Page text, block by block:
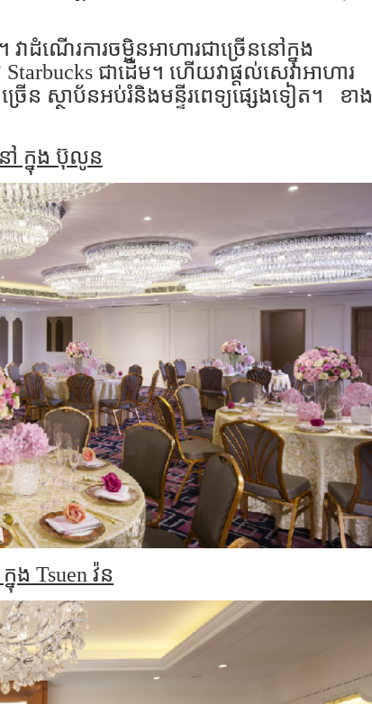
ណើរការចម្អិនអាហារជាច្រើននៅក្នុង
ជាដើម។ ហើយ​វា​ផ្តល់​សេវា​អាហារ​
ន​ ស្ថាប័ន​អប់រំ​និង​មន្ទីរពេទ្យ​ផ្សេង​ទៀត​។
ខាង
ៅ ក្នុង ប៊ុលូន
នុង Tsuen វ៉ន